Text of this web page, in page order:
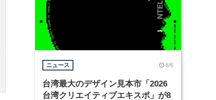
ニュース 8/6
台湾最大のデザイン見本市「2026
台湾クリエイティブエキスポ」が8